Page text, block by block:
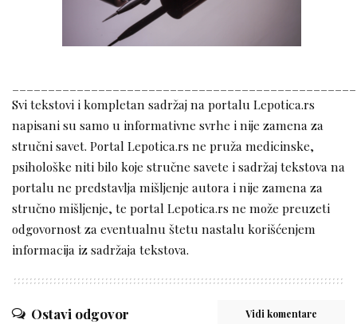
Svi tekstovi i kompletan sadržaj na portalu Lepotica.rs
napisani su samo u informativne svrhe i nije zamena za
stručni savet. Portal Lepotica.rs ne pruža medicinske,
psihološke niti bilo koje stručne savete i sadržaj tekstova na
portalu ne predstavlja mišljenje autora i nije zamena za
stručno mišljenje, te portal Lepotica.rs ne može preuzeti
odgovornost za eventualnu štetu nastalu korišćenjem
informacija iz sadržaja tekstova.
Ostavi odgovor Vidi komentare